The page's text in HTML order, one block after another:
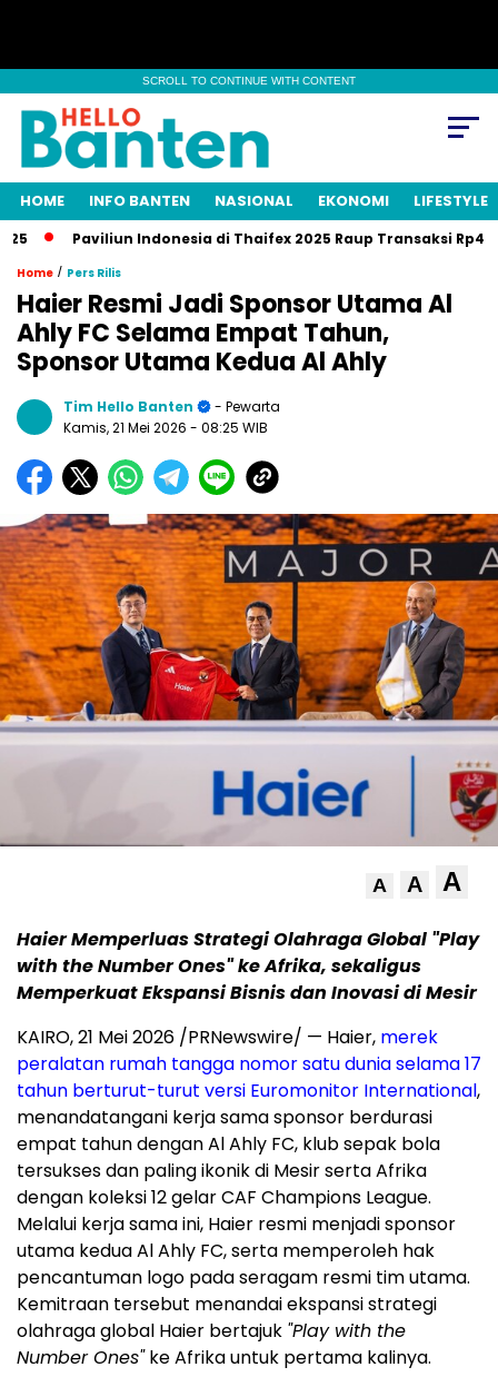
SCROLL TO CONTINUE WITH CONTENT
HOME INFO BANTEN NASIONAL EKONOMI LIFESTYLE
Paviliun Indonesia di Thaifex 2025 Raup Transaksi Rp488
Home / Pers Rilis
Haier Resmi Jadi Sponsor Utama Al
Ahly FC Selama Empat Tahun,
Sponsor Utama Kedua Al Ahly
Tim Hello Banten
- Pewarta
Kamis, 21 Mei 2026 - 08:25 WIB
A A A
Haier Memperluas Strategi Olahraga Global "Play
with the Number Ones" ke Afrika, sekaligus
Memperkuat Ekspansi Bisnis dan Inovasi di Mesir
KAIRO, 21 Mei 2026 /PRNewswire/ — Haier, merek
peralatan rumah tangga nomor satu dunia selama 17
tahun berturut-turut versi Euromonitor International,
menandatangani kerja sama sponsor berdurasi
empat tahun dengan Al Ahly FC, klub sepak bola
tersukses dan paling ikonik di Mesir serta Afrika
dengan koleksi 12 gelar CAF Champions League.
Melalui kerja sama ini, Haier resmi menjadi sponsor
utama kedua Al Ahly FC, serta memperoleh hak
pencantuman logo pada seragam resmi tim utama.
Kemitraan tersebut menandai ekspansi strategi
olahraga global Haier bertajuk "Play with the
Number Ones"ke Afrika untuk pertama kalinya.